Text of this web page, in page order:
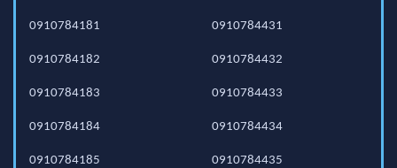
0910784181
0910784182
0910784183
0910784184
0910784185
0910784431
0910784432
0910784433
0910784434
0910784435